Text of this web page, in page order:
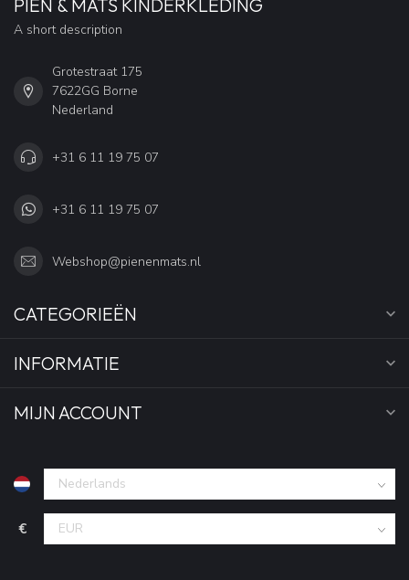
PIEN & MATS KINDERKLEDING
A short description
Grotestraat 175
7622GG Borne
Nederland
+31 6 11 19 75 07
+31 6 11 19 75 07
Webshop@pienenmats.nl
CATEGORIEËN
INFORMATIE
MIJN ACCOUNT
€